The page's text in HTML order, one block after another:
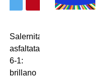
Salernitana
asfaltata
6-1:
brillano